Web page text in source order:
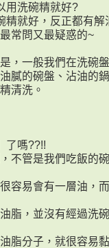
用洗碗精就好?
精就好，反正都有
常問又最疑惑的~
，一般我們在洗碗
膩的碗盤、沾油的
清洗。
了嗎??!!
不管是我們吃飯的
容易會有一層油，
脂，並沒有經過洗
脂分子，就很容易